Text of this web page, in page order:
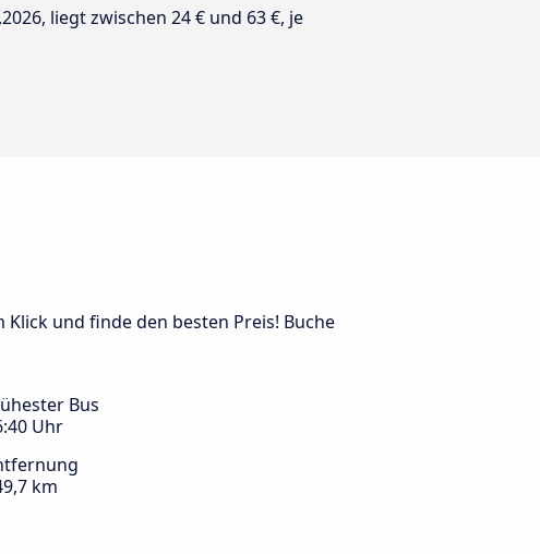
, liegt zwischen 24 € und 63 €, je
Klick und finde den besten Preis! Buche
Bus
Uhr
km